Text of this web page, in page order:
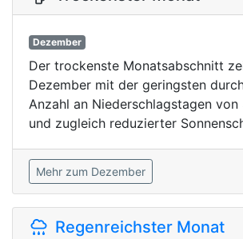
Dezember
Der trockenste Monatsabschnitt
Dezember mit der geringsten
Anzahl an Niederschlagstagen
und zugleich reduzierter
Mehr zum Dezember
Regenreichster Monat